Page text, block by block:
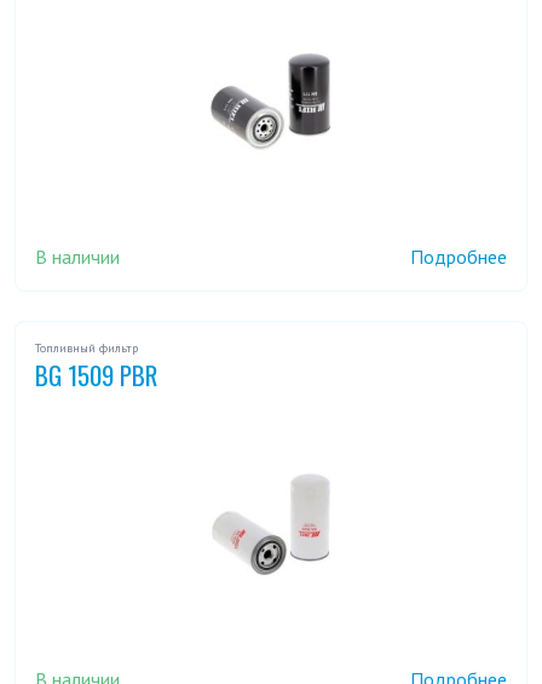
В наличии Подробнее
Топливный фильтр
BG 1509 PBR
В наличии Подробнее